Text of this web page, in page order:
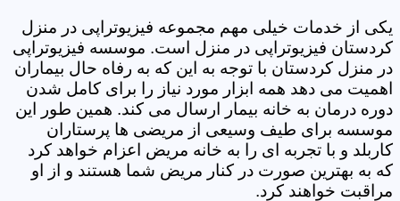
یکی از خدمات خیلی مهم مجموعه فیزیوتراپی در منزل
کردستان فیزیوتراپی در منزل است. موسسه فیزیوتراپی
در منزل کردستان با توجه به این که به رفاه حال بیماران
اهمیت می دهد همه ابزار مورد نیاز را برای کامل شدن
دوره درمان به خانه بیمار ارسال می کند. همین طور این
موسسه برای طیف وسیعی از مریضی ها پرستاران
کاربلد و با تجربه ای را به خانه مریض اعزام خواهد کرد
که به بهترین صورت در کنار مریض شما هستند و از او
مراقبت خواهند کرد.